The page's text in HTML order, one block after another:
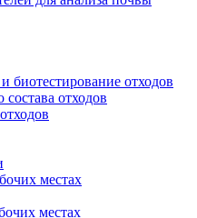
биотестирование отходов
отходов
местах
местах